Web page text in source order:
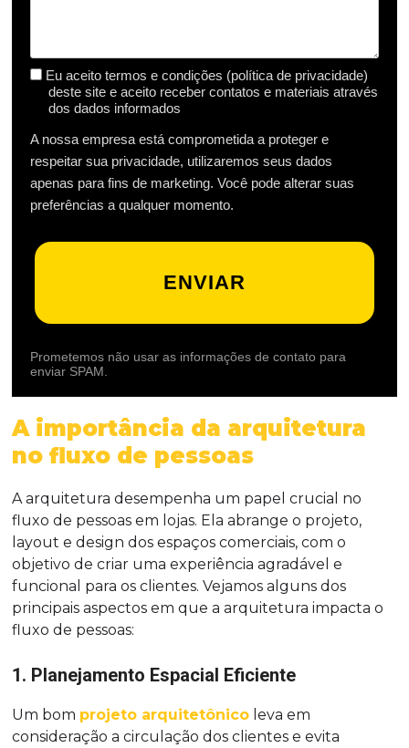
Eu aceito termos e condições (política de privacidade)
deste site e aceito receber contatos e materiais através
dos dados informados
A nossa empresa está comprometida a proteger e
respeitar sua privacidade, utilizaremos seus dados
apenas para fins de marketing. Você pode alterar suas
preferências a qualquer momento.
ENVIAR
Prometemos não usar as informações de contato para
enviar SPAM.
A importância da arquitetura
no fluxo de pessoas
A arquitetura desempenha um papel crucial no
fluxo de pessoas em lojas. Ela abrange o projeto,
layout e design dos espaços comerciais, com o
objetivo de criar uma experiência agradável e
funcional para os clientes. Vejamos alguns dos
principais aspectos em que a arquitetura impacta o
fluxo de pessoas:
1. Planejamento Espacial Eficiente
Um bom projeto arquitetônico leva em
consideração a circulação dos clientes e evita